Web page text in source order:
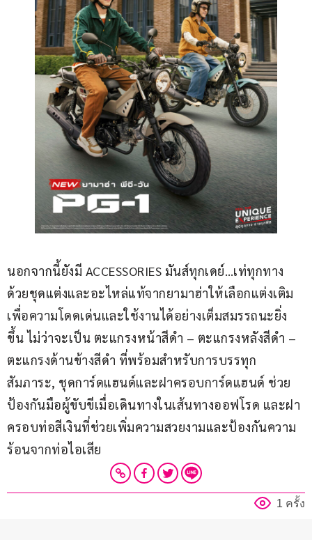
นอกจากนี้ยังมี ACCESSORIES มันส์ทุกเดย์…เท่ทุกทาง
ด้วยชุดแต่งและอะไหล่แท้จากยามาฮ่าให้เลือกแต่งเติม
เพื่อความโดดเด่นและใช้งานได้อย่างเต็มสมรรถนะยิ่ง
ขึ้น ไม่ว่าจะเป็น ตะแกรงหน้าสีดำ – ตะแกรงหลังสีดำ –
ตะแกรงด้านข้างสีดำ ที่พร้อมสำหรับการบรรทุก
สัมภาระ, ชุดการ์ดแฮนด์และฝาครอบการ์ดแฮนด์ ช่วย
ป้องกันมือผู้ขับขีเมื่อเดินทางในเส้นทางออฟโรด และฝา
ครอบท่อสีเงินที่ช่วยเพิ่มความสวยงามและป้องกันความ
ร้อนจากท่อไอเสีย
1 ครั้ง